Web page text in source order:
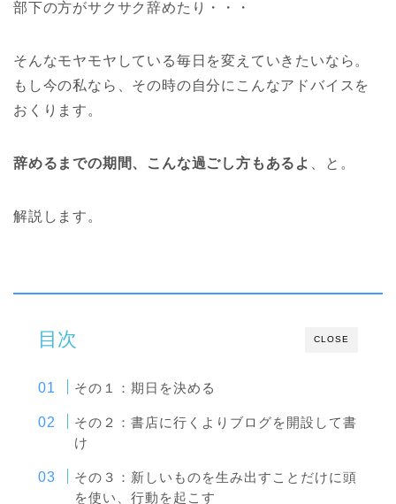
部下の方がサクサク辞めたり・・・
そんなモヤモヤしている毎日を変えていきたいなら。
もし今の私なら、その時の自分にこんなアドバイスを
おくります。
辞めるまでの期間、こんな過ごし方もあるよ 、と。
解説します。
CLOSE
目次
その１：期日を決める
その２：書店に行くよりブログを開設して書
け
その３：新しいものを生み出すことだけに頭
を使い、行動を起こす